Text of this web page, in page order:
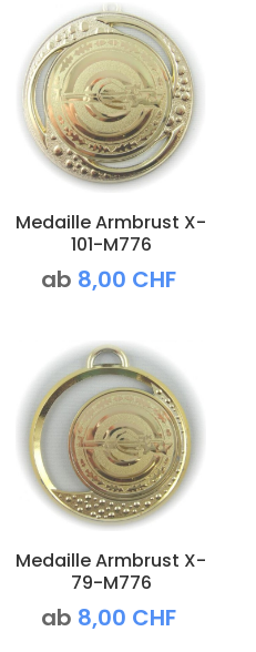
Medaille Armbrust X-
101-M776
ab 8,00 CHF
Medaille Armbrust X-
79-M776
ab 8,00 CHF